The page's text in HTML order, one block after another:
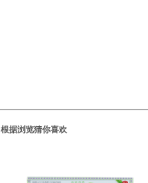
根据浏览猜你喜欢